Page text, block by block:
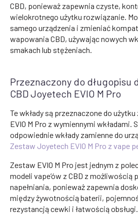
CBD, ponieważ zapewnia czyste,
wielokrotnego użytku rozwiązanie.
samego urządzenia i zmieniać
wapowania CBD, używając nowych
smakach lub stężeniach.
Przeznaczony do długopisu
CBD Joyetech EVIO M Pro
Te wkłady są przeznaczone do
EVIO M Pro z wymiennymi wkładami.
odpowiednie wkłady zamienne do
Zestaw Joyetech EVIO M Pro z vape
Zestaw EVIO M Pro jest jednym z
modeli vape’ów z CBD z możliwością
napełniania, ponieważ zapewnia
między żywotnością baterii,
rezystancją cewki i łatwością obsługi.